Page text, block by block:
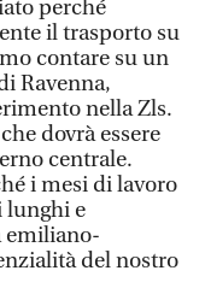
perché
il trasporto su
contare su un
Ravenna,
nella Zls.
dovrà essere
centrale.
i mesi di lavoro
lunghi e
emiliano-
del nostro